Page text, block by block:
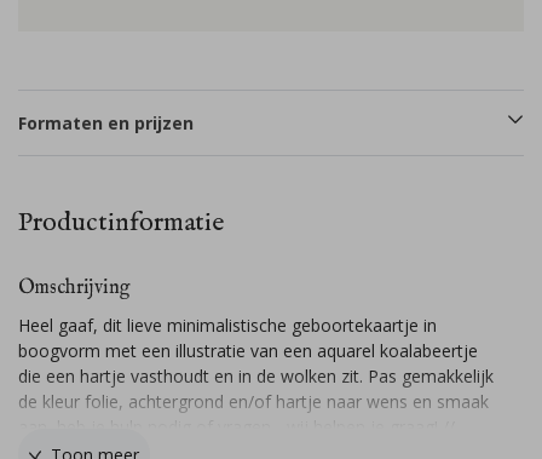
Formaten en prijzen
Productinformatie
Omschrijving
Heel gaaf, dit lieve minimalistische geboortekaartje in
boogvorm met een illustratie van een aquarel koalabeertje
die een hartje vasthoudt en in de wolken zit. Pas gemakkelijk
de kleur folie, achtergrond en/of hartje naar wens en smaak
WILLOW